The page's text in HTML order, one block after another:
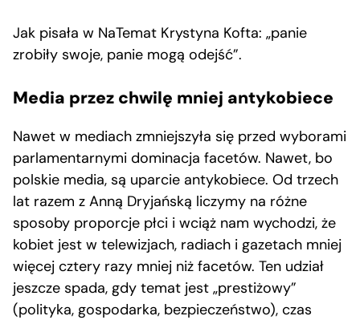
Jak pisała w NaTemat Krystyna Kofta: „panie
zrobiły swoje, panie mogą odejść”.
Media przez chwilę mniej antykobiece
Nawet w mediach zmniejszyła się przed wyborami
parlamentarnymi dominacja facetów. Nawet, bo
polskie media, są uparcie antykobiece. Od trzech
lat razem z Anną Dryjańską liczymy na różne
sposoby proporcje płci i wciąż nam wychodzi, że
kobiet jest w telewizjach, radiach i gazetach mniej
więcej cztery razy mniej niż facetów. Ten udział
jeszcze spada, gdy temat jest „prestiżowy”
(polityka, gospodarka, bezpieczeństwo), czas